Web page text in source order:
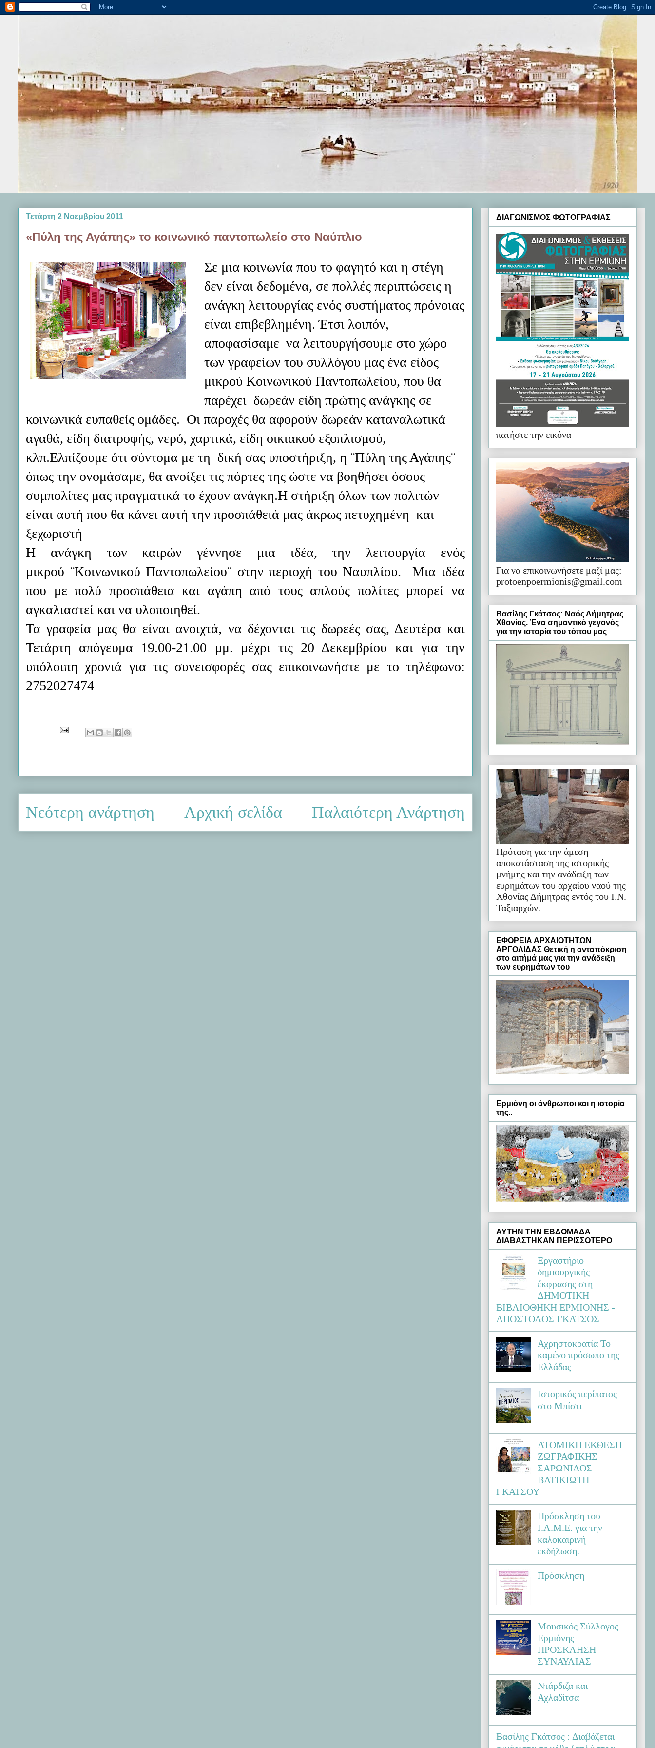
Τετάρτη 2 Νοεμβρίου 2011
«Πύλη της Αγάπης» το κοινωνικό παντοπωλείο στο Ναύπλιο
Σε μια κοινωνία που το φαγητό και η στέγη
δεν είναι δεδομένα, σε πολλές περιπτώσεις η
ανάγκη λειτουργίας ενός συστήματος πρόνοιας
είναι επιβεβλημένη. Έτσι λοιπόν,
αποφασίσαμε να λειτουργήσουμε στο χώρο
των γραφείων του συλλόγου μας ένα είδος
μικρού Κοινωνικού Παντοπωλείου, που θα
παρέχει δωρεάν είδη πρώτης ανάγκης σε
κοινωνικά ευπαθείς ομάδες. Οι παροχές θα αφορούν δωρεάν καταναλωτικά
αγαθά, είδη διατροφής, νερό, χαρτικά, είδη οικιακού εξοπλισμού,
κλπ.Ελπίζουμε ότι σύντομα με τη δική σας υποστήριξη, η ¨Πύλη της Αγάπης¨
όπως την ονομάσαμε, θα ανοίξει τις πόρτες της ώστε να βοηθήσει όσους
συμπολίτες μας πραγματικά το έχουν ανάγκη.Η στήριξη όλων των πολιτών
είναι αυτή που θα κάνει αυτή την προσπάθειά μας άκρως πετυχημένη και
ξεχωριστή
Η ανάγκη των καιρών γέννησε μια ιδέα, την λειτουργία ενός
μικρού ¨Κοινωνικού Παντοπωλείου¨ στην περιοχή του Ναυπλίου. Μια ιδέα
που με πολύ προσπάθεια και αγάπη από τους απλούς πολίτες μπορεί να
αγκαλιαστεί και να υλοποιηθεί.
Τα γραφεία μας θα είναι ανοιχτά, να δέχονται τις δωρεές σας, Δευτέρα και
Τετάρτη απόγευμα 19.00-21.00 μμ. μέχρι τις 20 Δεκεμβρίου και για την
υπόλοιπη χρονιά για τις συνεισφορές σας επικοινωνήστε με το τηλέφωνο:
2752027474
Νεότερη ανάρτηση Παλαιότερη Ανάρτηση
Αρχική σελίδα
ΔΙΑΓΩΝΙΣΜΟΣ ΦΩΤΟΓΡΑΦΙΑΣ
πατήστε την εικόνα
Για να επικοινωνήσετε μαζί μας:
protoenpoermionis@gmail.com
Βασίλης Γκάτσος: Ναός Δήμητρας
Χθονίας. Ένα σημαντικό γεγονός
για την ιστορία του τόπου μας
Πρόταση για την άμεση
αποκατάσταση της ιστορικής
μνήμης και την ανάδειξη των
ευρημάτων του αρχαίου ναού της
Χθονίας Δήμητρας εντός του Ι.Ν.
Ταξιαρχών.
ΕΦΟΡΕΙΑ ΑΡΧΑΙΟΤΗΤΩΝ
ΑΡΓΟΛΙΔΑΣ Θετική η ανταπόκριση
στο αιτήμά μας για την ανάδειξη
των ευρημάτων του
Ερμιόνη oι άνθρωποι και η ιστορία
της..
ΑΥΤΗΝ ΤΗΝ ΕΒΔΟΜΑΔΑ
ΔΙΑΒΑΣΤΗΚΑΝ ΠΕΡΙΣΣΟΤΕΡΟ
Εργαστήριο
δημιουργικής
έκφρασης στη
ΔΗΜΟΤΙΚΗ
ΒΙΒΛΙΟΘΗΚΗ ΕΡΜΙΟΝΗΣ -
ΑΠΟΣΤΟΛΟΣ ΓΚΑΤΣΟΣ
Αχρηστοκρατία Το
καμένο πρόσωπο της
Ελλάδας
Ιστορικός περίπατος
στο Μπίστι
ΑΤΟΜΙΚΗ ΕΚΘΕΣΗ
ΖΩΓΡΑΦΙΚΗΣ
ΣΑΡΩΝΙΔΟΣ
ΒΑΤΙΚΙΩΤΗ
ΓΚΑΤΣΟΥ
Πρόσκληση του
Ι.Λ.Μ.Ε. για την
καλοκαιρινή
εκδήλωση.
Πρόσκληση
Μουσικός Σύλλογος
Ερμιόνης
ΠΡΟΣΚΛΗΣΗ
ΣΥΝΑΥΛΙΑΣ
Ντάρδιζα και
Αχλαδίτσα
Βασίλης Γκάτσος : Διαβάζεται